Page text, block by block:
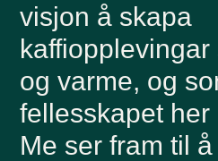
visjon å skapa
og varme, og
fellesskapet
Me ser fram til